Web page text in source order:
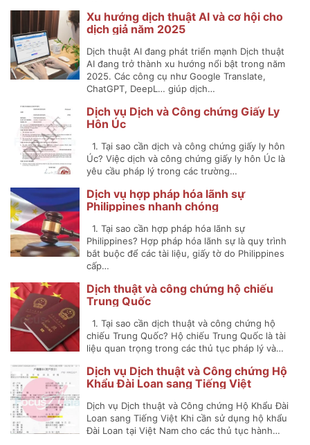
Xu hướng dịch thuật AI và cơ hội cho
dịch giả năm 2025
Dịch thuật AI đang phát triển mạnh Dịch thuật
AI đang trở thành xu hướng nổi bật trong năm
2025. Các công cụ như Google Translate,
ChatGPT, DeepL… giúp dịch…
Dịch vụ Dịch và Công chứng Giấy Ly
Hôn Úc
1. Tại sao cần dịch và công chứng giấy ly hôn
Úc? Việc dịch và công chứng giấy ly hôn Úc là
yêu cầu pháp lý trong các trường…
Dịch vụ hợp pháp hóa lãnh sự
Philippines nhanh chóng
1. Tại sao cần hợp pháp hóa lãnh sự
Philippines? Hợp pháp hóa lãnh sự là quy trình
bắt buộc để các tài liệu, giấy tờ do Philippines
cấp…
Dịch thuật và công chứng hộ chiếu
Trung Quốc
1. Tại sao cần dịch thuật và công chứng hộ
chiếu Trung Quốc? Hộ chiếu Trung Quốc là tài
liệu quan trọng trong các thủ tục pháp lý và…
Dịch vụ Dịch thuật và Công chứng Hộ
Khẩu Đài Loan sang Tiếng Việt
Dịch vụ Dịch thuật và Công chứng Hộ Khẩu Đài
Loan sang Tiếng Việt Khi cần sử dụng hộ khẩu
Đài Loan tại Việt Nam cho các thủ tục hành…